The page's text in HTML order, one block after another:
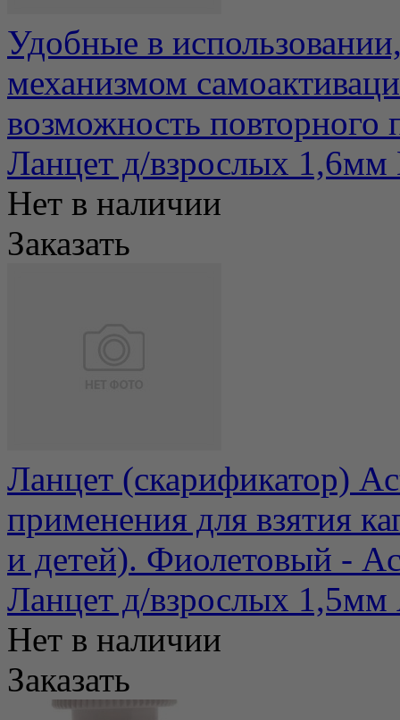
Удобные в
механизмом
возможность повторного
Ланцет д/взрослых 1,6мм
Нет в наличии
Заказать
Ланцет (скарификатор)
применения для взятия
и детей). Фиолетовый -
Ланцет д/взрослых
Нет в наличии
Заказать